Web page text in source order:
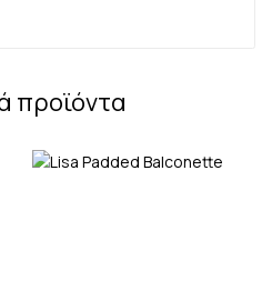
προϊόντα